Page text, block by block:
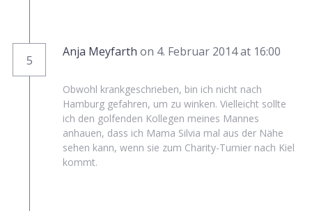
5
Anja Meyfarth on 4. Februar 2014 at 16:00
Obwohl krankgeschrieben, bin ich nicht nach
Hamburg gefahren, um zu winken. Vielleicht sollte
ich den golfenden Kollegen meines Mannes
anhauen, dass ich Mama Silvia mal aus der Nähe
sehen kann, wenn sie zum Charity-Turnier nach Kiel
kommt.